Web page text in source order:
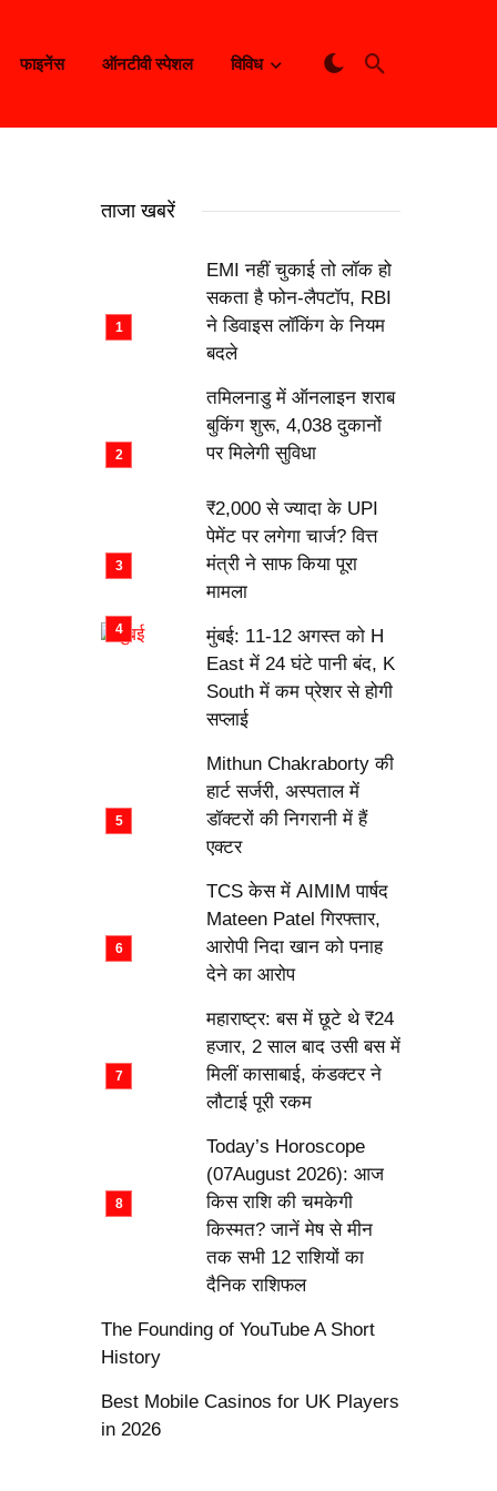
फाइनेंस ऑनटीवी स्पेशल विविध
ताजा खबरें
EMI नहीं चुकाई तो लॉक हो
सकता है फोन-लैपटॉप, RBI
ने डिवाइस लॉकिंग के नियम
बदले
तमिलनाडु में ऑनलाइन शराब
बुकिंग शुरू, 4,038 दुकानों
पर मिलेगी सुविधा
₹2,000 से ज्यादा के UPI
पेमेंट पर लगेगा चार्ज? वित्त
मंत्री ने साफ किया पूरा
मामला
मुंबई: 11-12 अगस्त को H
East में 24 घंटे पानी बंद, K
South में कम प्रेशर से होगी
सप्लाई
Mithun Chakraborty की
हार्ट सर्जरी, अस्पताल में
डॉक्टरों की निगरानी में हैं
एक्टर
TCS केस में AIMIM पार्षद
Mateen Patel गिरफ्तार,
आरोपी निदा खान को पनाह
देने का आरोप
महाराष्ट्र: बस में छूटे थे ₹24
हजार, 2 साल बाद उसी बस में
मिलीं कासाबाई, कंडक्टर ने
लौटाई पूरी रकम
Today’s Horoscope
(07August 2026): आज
किस राशि की चमकेगी
किस्मत? जानें मेष से मीन
तक सभी 12 राशियों का
दैनिक राशिफल
The Founding of YouTube A Short
History
Best Mobile Casinos for UK Players
in 2026